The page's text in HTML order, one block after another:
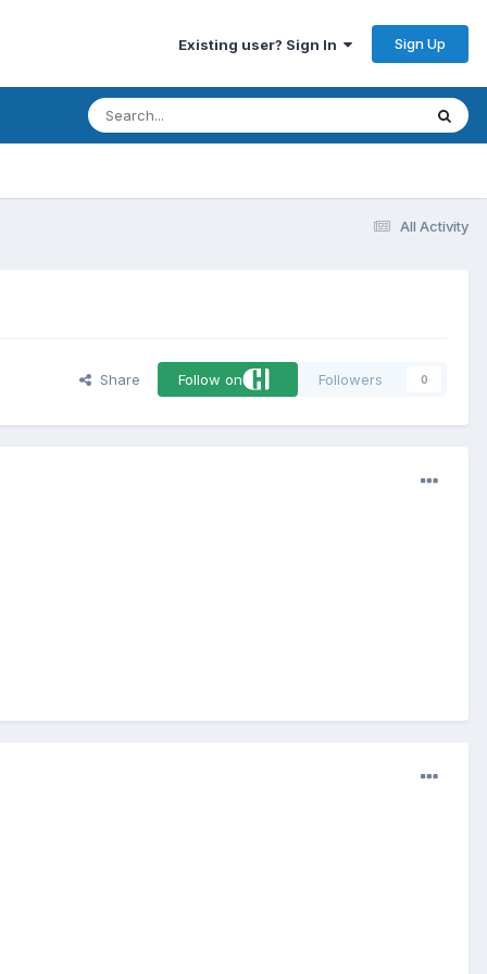
Existing user? Sign In Sign Up
All Activity
Share Follow on Followers 0